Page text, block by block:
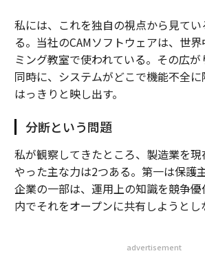
私には、これを独自の視点から見て
る。当社のCAMソフトウェアは、世
ミング教室で使われている。その広が
同時に、システムがどこで機能不全
はっきりと映し出す。
分断という問題
私が観察してきたところ、製造業を現
やった主な力は2つある。第一は保護
企業の一部は、運用上の知識を競争
内でそれをオープンに共有しようとし
advertisement